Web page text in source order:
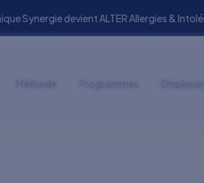
Synergie devient ALTER Allergies &